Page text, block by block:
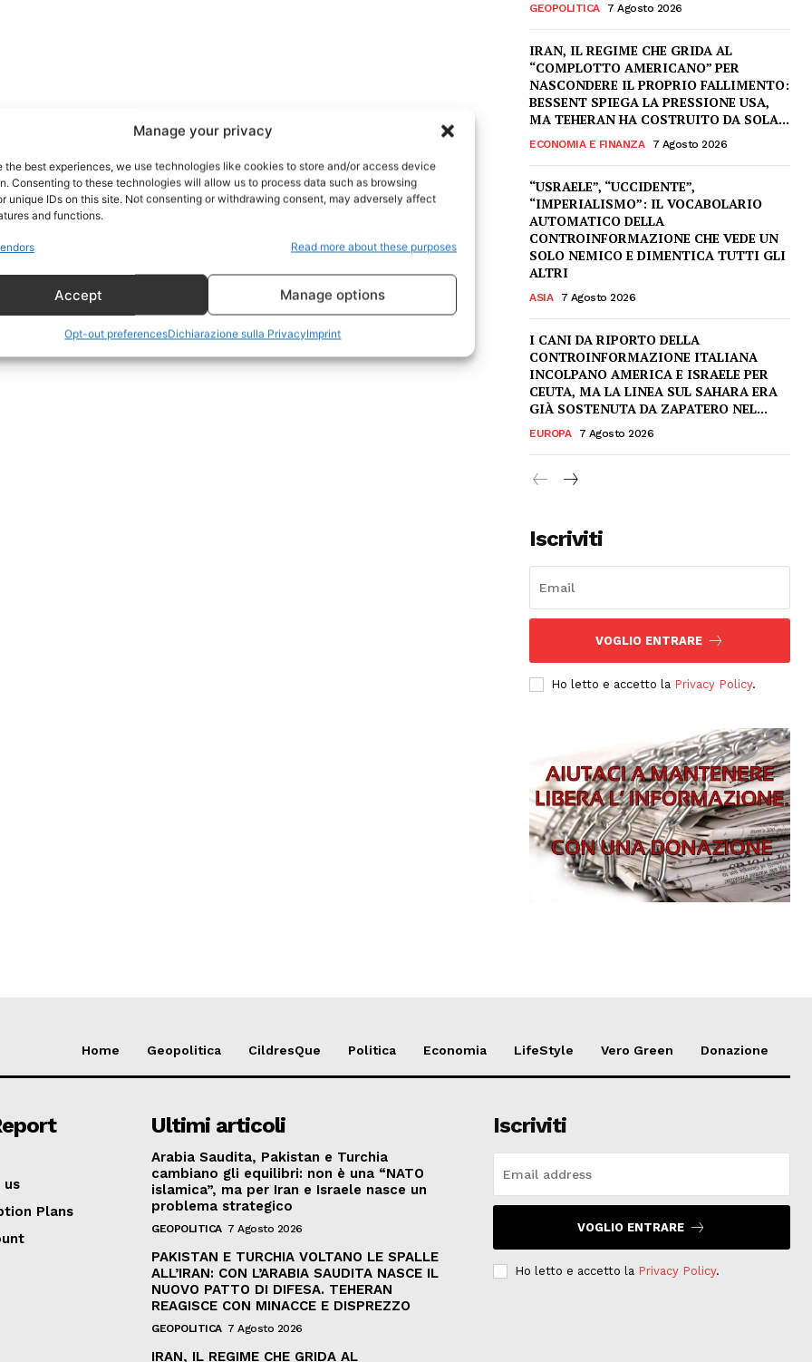
Manage your privacy
the best experiences, we use technologies like cookies to store and/or access device
Consenting to these technologies will allow us to process data such as browsing
unique IDs on this site. Not consenting or withdrawing consent, may adversely affect
and functions.
Read more about these purposes
Accept Manage options
Opt-out preferencesDichiarazione sulla PrivacyImprint
Geopolitica
GEOPOLITICA 7 Agosto 2026
IRAN, IL REGIME CHE GRIDA AL
“COMPLOTTO AMERICANO” PER
NASCONDERE IL PROPRIO FALLIMENTO:
BESSENT SPIEGA LA PRESSIONE USA,
MA TEHERAN HA COSTRUITO DA SOLA...
ECONOMIA E FINANZA 7 Agosto 2026
“USRAELE”, “UCCIDENTE”,
“IMPERIALISMO”: IL VOCABOLARIO
AUTOMATICO DELLA
CONTROINFORMAZIONE CHE VEDE UN
SOLO NEMICO E DIMENTICA TUTTI GLI
ALTRI
ASIA 7 Agosto 2026
I CANI DA RIPORTO DELLA
CONTROINFORMAZIONE ITALIANA
INCOLPANO AMERICA E ISRAELE PER
CEUTA, MA LA LINEA SUL SAHARA ERA
GIÀ SOSTENUTA DA ZAPATERO NEL...
EUROPA 7 Agosto 2026
Iscriviti
VOGLIO ENTRARE
Ho letto e accetto la Privacy Policy.
Home Geopolitica CildresQue Politica Economia LifeStyle Vero Green Donazione
us
Plans
Ultimi articoli
Arabia Saudita, Pakistan e Turchia
cambiano gli equilibri: non è una “NATO
islamica”, ma per Iran e Israele nasce un
problema strategico
GEOPOLITICA 7 Agosto 2026
PAKISTAN E TURCHIA VOLTANO LE SPALLE
ALL’IRAN: CON L’ARABIA SAUDITA NASCE IL
NUOVO PATTO DI DIFESA. TEHERAN
REAGISCE CON MINACCE E DISPREZZO
GEOPOLITICA 7 Agosto 2026
IRAN, IL REGIME CHE GRIDA AL
Iscriviti
VOGLIO ENTRARE
Ho letto e accetto la Privacy Policy.